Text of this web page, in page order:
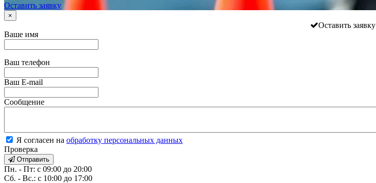
Оставить заявку
×
Оставить заявку
Ваше имя
Ваш телефон
Ваш E-mail
Сообщение
Я согласен на обработку персональных данных
Проверка
Отправить
Пн. - Пт: с 09:00 до 20:00
Сб. - Вс.: с 10:00 до 17:00